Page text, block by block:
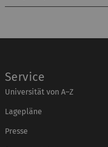
Service
Universität von A–Z
Lagepläne
Presse